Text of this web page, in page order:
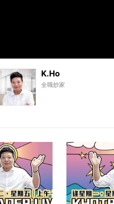
K.Ho
全職炒家